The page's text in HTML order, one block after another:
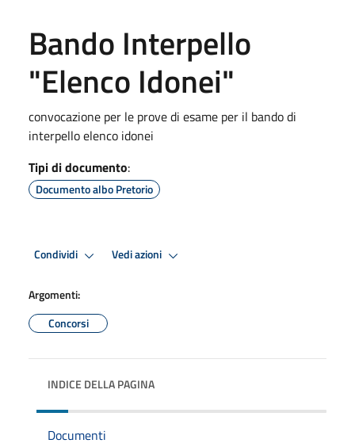
Bando Interpello
"Elenco Idonei"
convocazione per le prove di esame per il bando di
interpello elenco idonei
Tipi di documento:
Documento albo Pretorio
Condividi Vedi azioni
Argomenti:
Concorsi
INDICE DELLA PAGINA
Documenti